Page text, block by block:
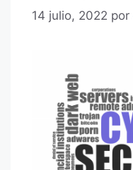
14 julio, 2022 por